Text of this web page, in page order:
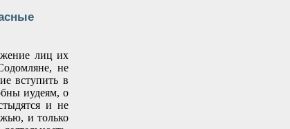
лиц их
не
вступить в
иудеям, о
и не
и только